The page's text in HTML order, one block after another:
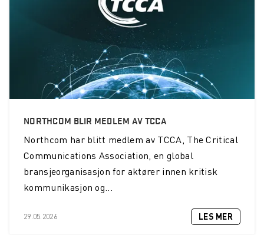
NORTHCOM BLIR MEDLEM AV TCCA
Northcom har blitt medlem av TCCA, The Critical
Communications Association, en global
bransjeorganisasjon for aktører innen kritisk
kommunikasjon og...
29.05.2026 LES MER